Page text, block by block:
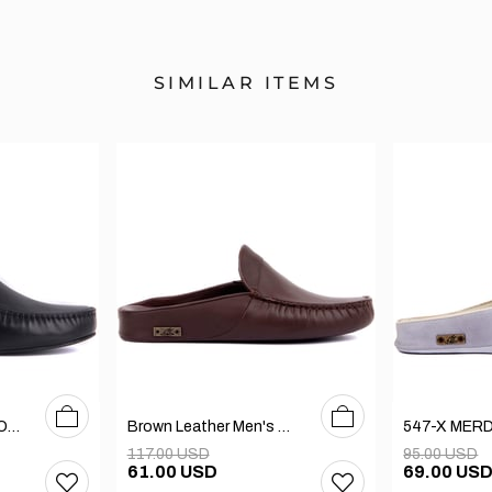
SIMILAR ITEMS
Black Leather Men's Outdoor Slippers
4142
Brown Leather Men's Home Slippers
61.00 USD
117.00 USD
4142
69.00 USD
95.00 USD